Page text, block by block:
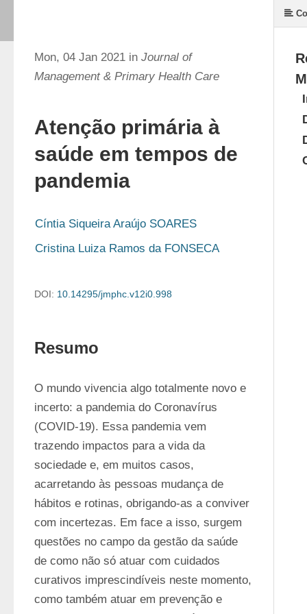
Mon, 04 Jan 2021 in Journal of
Management & Primary Health Care
Atenção primária à
saúde em tempos de
pandemia
Cíntia Siqueira Araújo SOARES
Cristina Luiza Ramos da FONSECA
DOI: 10.14295/jmphc.v12i0.998
Resumo
O mundo vivencia algo totalmente novo e
incerto: a pandemia do Coronavírus
(COVID-19). Essa pandemia vem
trazendo impactos para a vida da
sociedade e, em muitos casos,
acarretando às pessoas mudança de
hábitos e rotinas, obrigando-as a conviver
com incertezas. Em face a isso, surgem
questões no campo da gestão da saúde
de como não só atuar com cuidados
curativos imprescindíveis neste momento,
como também atuar em prevenção e